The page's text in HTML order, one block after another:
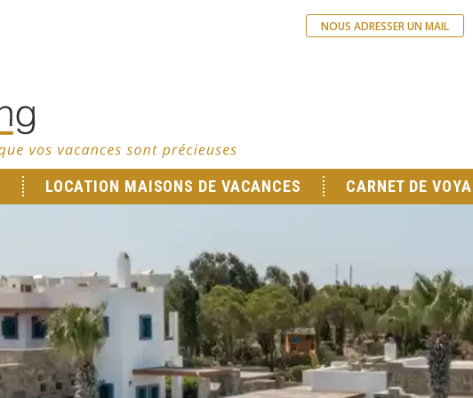
NOUS ADRESSER UN MAIL
LOCATION MAISONS DE VACANCES CARNET DE